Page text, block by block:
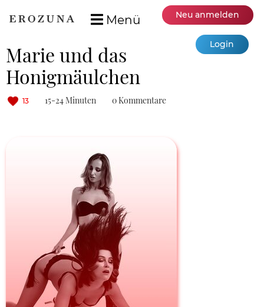
Menü Neu anmelden
Login
Marie und das
Honigmäulchen
13 15-24 Minuten 0 Kommentare